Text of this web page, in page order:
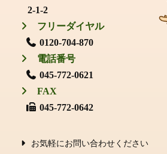
2-1-2
フリーダイヤル
0120-704-870
電話番号
045-772-0621
FAX
045-772-0642
お気軽にお問い合わせください